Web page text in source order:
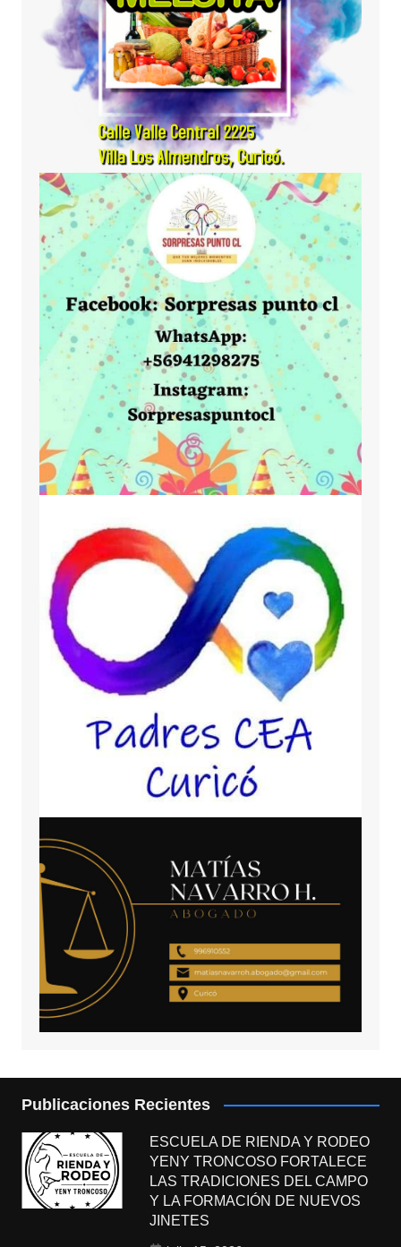
Publicaciones Recientes
ESCUELA DE RIENDA Y RODEO
YENY TRONCOSO FORTALECE
LAS TRADICIONES DEL CAMPO
Y LA FORMACIÓN DE NUEVOS
JINETES